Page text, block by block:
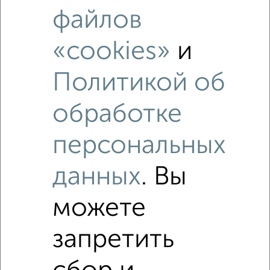
Рядом, с меньшей ценой
файлов
«cookies» и
Политикой об
обработке
персональных
данных. Вы
можете
запретить